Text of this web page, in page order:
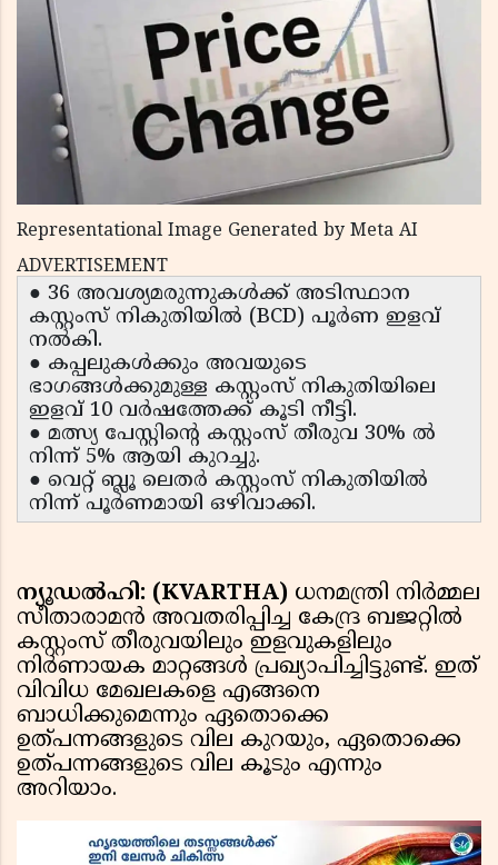
Representational Image Generated by Meta AI
ADVERTISEMENT
● 36 അവശ്യമരുന്നുകൾക്ക് അടിസ്ഥാന
കസ്റ്റംസ് നികുതിയിൽ (BCD) പൂർണ ഇളവ്
നൽകി.
● കപ്പലുകൾക്കും അവയുടെ
ഭാഗങ്ങൾക്കുമുള്ള കസ്റ്റംസ് നികുതിയിലെ
ഇളവ് 10 വർഷത്തേക്ക് കൂടി നീട്ടി.
● മത്സ്യ പേസ്റ്റിന്റെ കസ്റ്റംസ് തീരുവ 30% ൽ
നിന്ന് 5% ആയി കുറച്ചു.
● വെറ്റ് ബ്ലൂ ലെതർ കസ്റ്റംസ് നികുതിയിൽ
നിന്ന് പൂർണമായി ഒഴിവാക്കി.
ന്യൂഡൽഹി: (KVARTHA) ധനമന്ത്രി നിർമ്മല
സീതാരാമൻ അവതരിപ്പിച്ച കേന്ദ്ര ബജറ്റിൽ
കസ്റ്റംസ് തീരുവയിലും ഇളവുകളിലും
നിർണായക മാറ്റങ്ങൾ പ്രഖ്യാപിച്ചിട്ടുണ്ട്. ഇത്
വിവിധ മേഖലകളെ എങ്ങനെ
ബാധിക്കുമെന്നും ഏതൊക്കെ
ഉത്പന്നങ്ങളുടെ വില കുറയും, ഏതൊക്കെ
ഉത്പന്നങ്ങളുടെ വില കൂടും എന്നും
അറിയാം.